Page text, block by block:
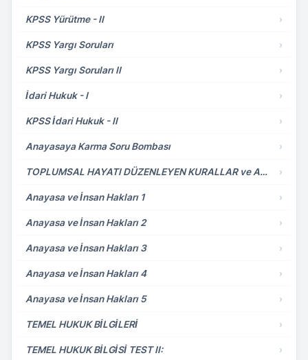
KPSS Yürütme - II ›
KPSS Yargı Soruları ›
KPSS Yargı Soruları II ›
İdari Hukuk - I ›
KPSS İdari Hukuk - II ›
Anayasaya Karma Soru Bombası ›
TOPLUMSAL HAYATI DÜZENLEYEN KURALLAR ve ANAYASA HUKUKU ›
Anayasa ve İnsan Hakları 1 ›
Anayasa ve İnsan Hakları 2 ›
Anayasa ve İnsan Hakları 3 ›
Anayasa ve İnsan Hakları 4 ›
Anayasa ve İnsan Hakları 5 ›
TEMEL HUKUK BİLGİLERİ ›
TEMEL HUKUK BİLGİSİ TEST II: ›